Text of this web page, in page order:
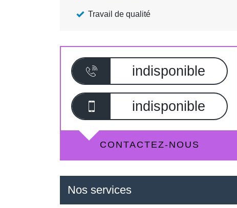
Travail de qualité
indisponible
indisponible
CONTACTEZ-NOUS
Nos services